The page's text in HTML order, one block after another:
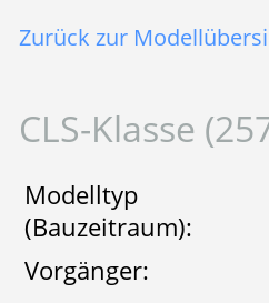
Zurück zur
CLS-Klasse
Modelltyp
(Bauzeitraum):
Vorgänger: